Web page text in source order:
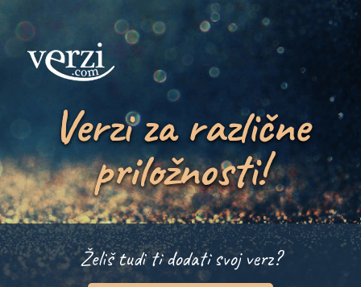
Verzi za različne
priložnosti!
Želiš tudi ti dodati svoj verz?